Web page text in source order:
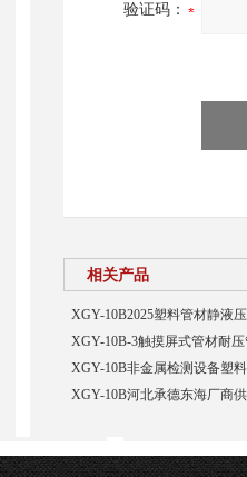
验证码：
相关产品
XGY-10B2025塑料管材静液
XGY-10B-3触摸屏式管材耐
XGY-10B非金属检测设备塑
XGY-10B河北承德东海厂商